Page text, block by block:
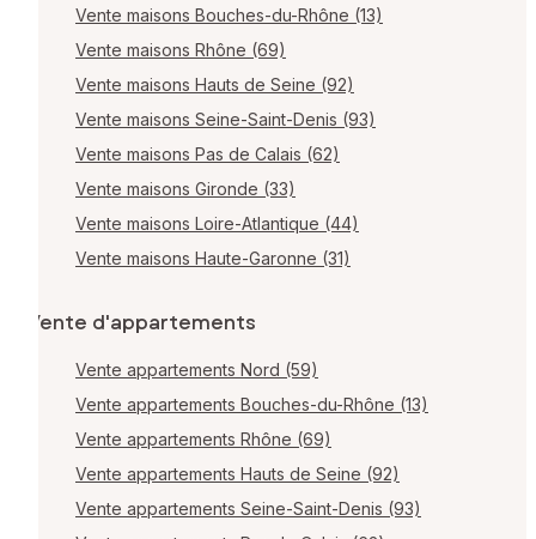
Vente maisons Bouches-du-Rhône (13)
Vente maisons Rhône (69)
Vente maisons Hauts de Seine (92)
Vente maisons Seine-Saint-Denis (93)
Vente maisons Pas de Calais (62)
Vente maisons Gironde (33)
Vente maisons Loire-Atlantique (44)
Vente maisons Haute-Garonne (31)
Vente d'appartements
Vente appartements Nord (59)
Vente appartements Bouches-du-Rhône (13)
Vente appartements Rhône (69)
Vente appartements Hauts de Seine (92)
Vente appartements Seine-Saint-Denis (93)